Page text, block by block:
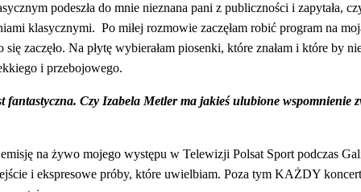
podeszła do mnie nieznana pani z publiczności i zapytała,
klasycznymi. Po miłej rozmowie zaczęłam robić program na
zaczęło. Na płytę wybierałam piosenki, które znałam i które by
i przebojowego.
fantastyczna. Czy Izabela Metler ma jakieś ulubione wspomnienie
na żywo mojego występu w Telewizji Polsat Sport podczas
i ekspresowe próby, które uwielbiam. Poza tym KAŻDY